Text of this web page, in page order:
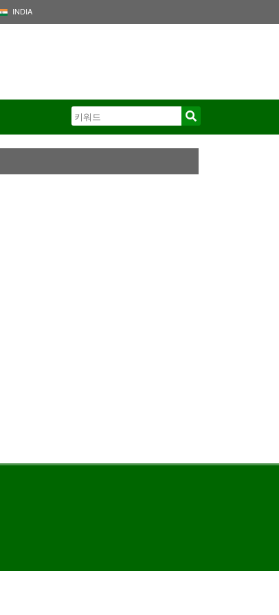
INDIA